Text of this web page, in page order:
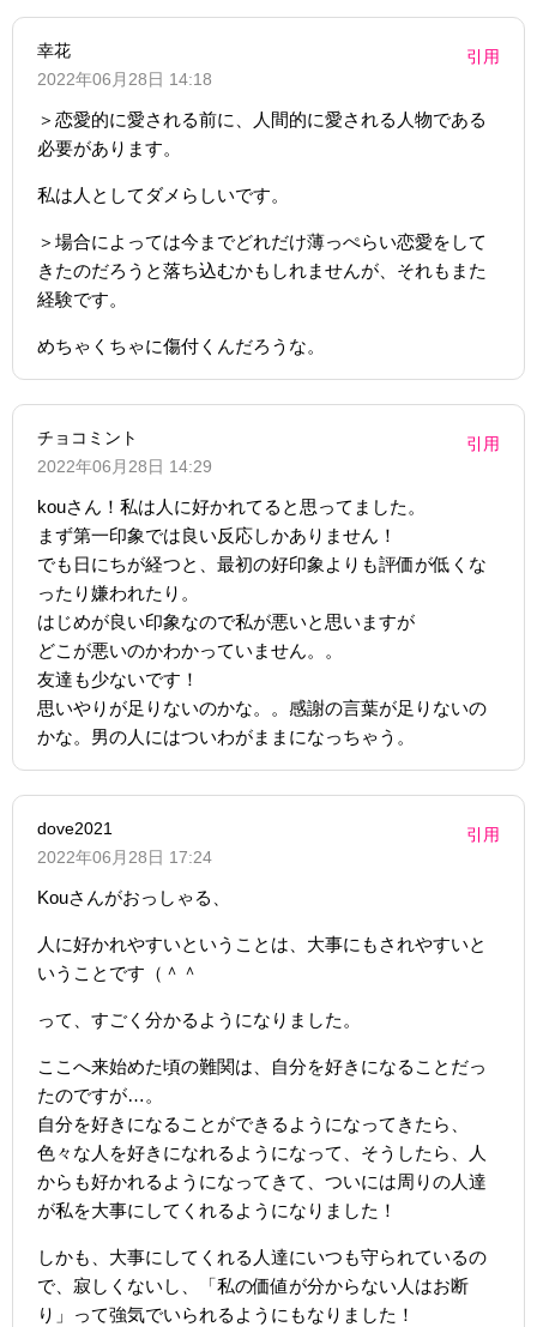
幸花
2022年06月28日 14:18
引用
＞恋愛的に愛される前に、人間的に愛される人物である
必要があります。
私は人としてダメらしいです。
＞場合によっては今までどれだけ薄っぺらい恋愛をして
きたのだろうと落ち込むかもしれませんが、それもまた
経験です。
めちゃくちゃに傷付くんだろうな。
チョコミント
2022年06月28日 14:29
引用
kouさん！私は人に好かれてると思ってました。
まず第一印象では良い反応しかありません！
でも日にちが経つと、最初の好印象よりも評価が低くな
ったり嫌われたり。
はじめが良い印象なので私が悪いと思いますが
どこが悪いのかわかっていません。。
友達も少ないです！
思いやりが足りないのかな。。感謝の言葉が足りないの
かな。男の人にはついわがままになっちゃう。
dove2021
2022年06月28日 17:24
引用
Kouさんがおっしゃる、
人に好かれやすいということは、大事にもされやすいと
いうことです（＾＾
って、すごく分かるようになりました。
ここへ来始めた頃の難関は、自分を好きになることだっ
たのですが…。
自分を好きになることができるようになってきたら、
色々な人を好きになれるようになって、そうしたら、人
からも好かれるようになってきて、ついには周りの人達
が私を大事にしてくれるようになりました！
しかも、大事にしてくれる人達にいつも守られているの
で、寂しくないし、「私の価値が分からない人はお断
り」って強気でいられるようにもなりました！